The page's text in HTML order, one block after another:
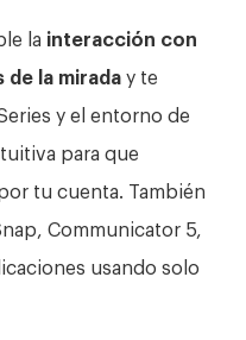
la interacción con
la miraday te
y el entorno de
para que
tu cuenta. También
Communicator 5,
usando solo